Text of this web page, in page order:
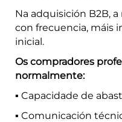
Na adquisición B2B,
con frecuencia, máis
inicial.
Os compradores
normalmente:
▪️ Capacidade de
▪️ Comunicación